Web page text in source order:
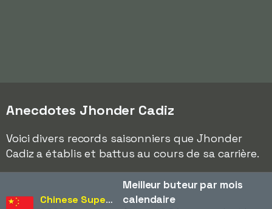
Anecdotes Jhonder Cadiz
Voici divers records saisonniers que Jhonder
Cadiz a établis et battus au cours de sa carrière.
Chinese Super League
Meilleur buteur par mois
calendaire